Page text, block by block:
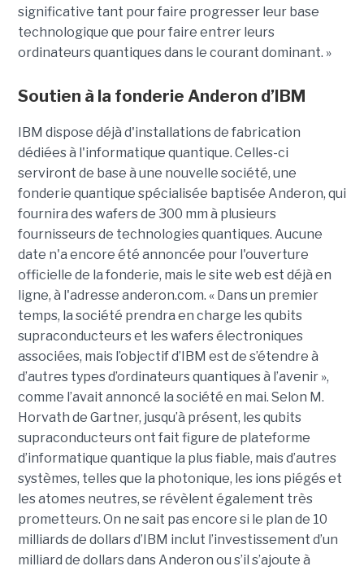
significative tant pour faire progresser leur base
technologique que pour faire entrer leurs
ordinateurs quantiques dans le courant dominant. »
Soutien à la fonderie Anderon d’IBM
IBM dispose déjà d'installations de fabrication
dédiées à l'informatique quantique. Celles-ci
serviront de base à une nouvelle société, une
fonderie quantique spécialisée baptisée Anderon, qui
fournira des wafers de 300 mm à plusieurs
fournisseurs de technologies quantiques. Aucune
date n'a encore été annoncée pour l'ouverture
officielle de la fonderie, mais le site web est déjà en
ligne, à l'adresse anderon.com. « Dans un premier
temps, la société prendra en charge les qubits
supraconducteurs et les wafers électroniques
associées, mais l’objectif d’IBM est de s’étendre à
d’autres types d’ordinateurs quantiques à l’avenir »,
comme l’avait annoncé la société en mai. Selon M.
Horvath de Gartner, jusqu’à présent, les qubits
supraconducteurs ont fait figure de plateforme
d’informatique quantique la plus fiable, mais d’autres
systèmes, telles que la photonique, les ions piégés et
les atomes neutres, se révèlent également très
prometteurs. On ne sait pas encore si le plan de 10
milliards de dollars d’IBM inclut l’investissement d’un
milliard de dollars dans Anderon ou s’il s’ajoute à